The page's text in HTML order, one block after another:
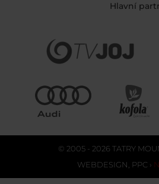
Hlavní
© 2005 - 2026 TATRY
WEBDESIGN PPC ›